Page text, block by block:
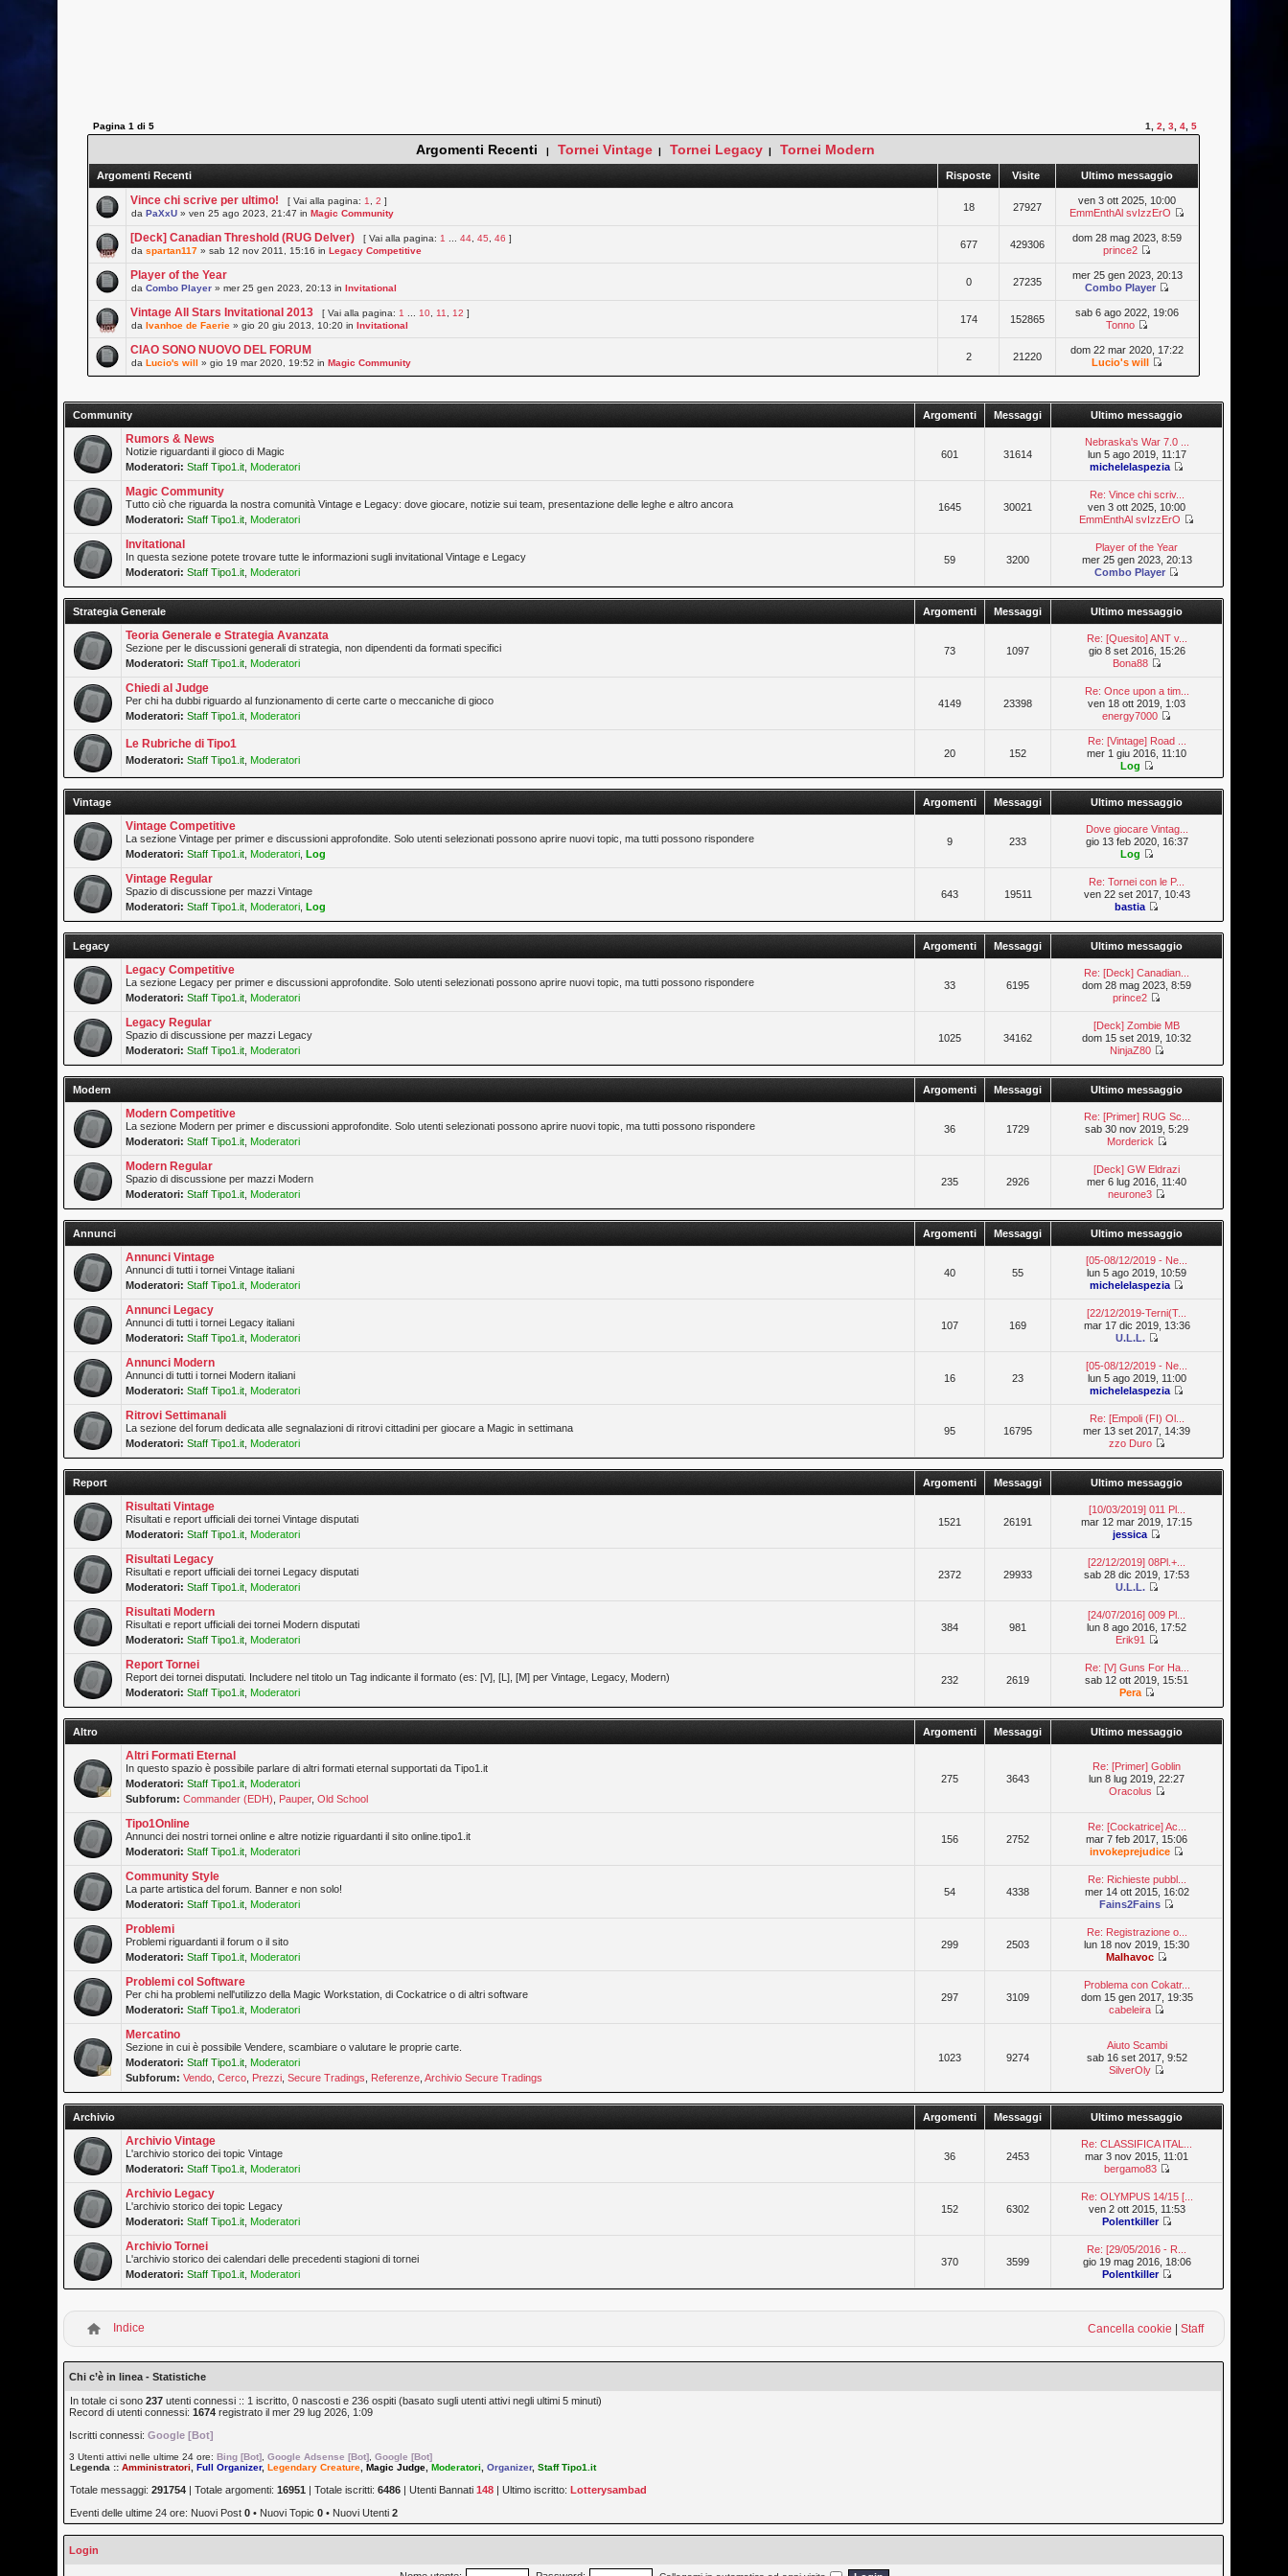
Pagina1 di5 1 ,2 ,3 ,4 ,5
Argomenti Recenti | Tornei Vintage | Tornei Legacy | Tornei Modern
Argomenti Recenti Risposte Visite Ultimo messaggio
Vince chi scrive per ultimo! [ Vai alla pagina: 1 ,2 ]
daPaXxU » ven 25 ago 2023, 21:47 inMagic Community
18 27927
ven 3 ott 2025, 10:00
EmmEnthAl svIzzErO
[Deck] Canadian Threshold (RUG Delver) [ Vai alla pagina: 1 ...44 ,45 ,46 ]
daspartan117 » sab 12 nov 2011, 15:16 inLegacy Competitive
677 429306
dom 28 mag 2023, 8:59
prince2
Player of the Year
daCombo Player » mer 25 gen 2023, 20:13 inInvitational
0 27235
mer 25 gen 2023, 20:13
Combo Player
Vintage All Stars Invitational 2013 [ Vai alla pagina: 1 10 11 12 ]
daIvanhoe de Faerie » gio 20 giu 2013, 10:20 inInvitational
174 152865
sab 6 ago 2022, 19:06
Tonno
CIAO SONO NUOVO DEL FORUM
daLucio's will » gio 19 mar 2020, 19:52 inMagic Community
2 21220
dom 22 mar 2020, 17:22
Lucio's will
Community Argomenti Messaggi Ultimo messaggio
Rumors & News
Notizie riguardanti il gioco di Magic
Moderatori: Staff Tipo1.it Moderatori
601 31614
Nebraska's War 7.0 ...
lun 5 ago 2019, 11:17
michelelaspezia
Magic Community
Tutto ciò che riguarda la nostra comunità Vintage e Legacy: dove giocare, notizie sui team, presentazione delle leghe e altro ancora
Moderatori: Staff Tipo1.it Moderatori
1645 30021
Re: Vince chi scriv...
ven 3 ott 2025, 10:00
EmmEnthAl svIzzErO
Invitational
In questa sezione potete trovare tutte le informazioni sugli invitational Vintage e Legacy
Moderatori: Staff Tipo1.it Moderatori
59 3200
Player of the Year
mer 25 gen 2023, 20:13
Combo Player
Strategia Generale Argomenti Messaggi Ultimo messaggio
Teoria Generale e Strategia Avanzata
Sezione per le discussioni generali di strategia, non dipendenti da formati specifici
Moderatori: Staff Tipo1.it Moderatori
73 1097
Re: [Quesito] ANT v...
gio 8 set 2016, 15:26
Bona88
Chiedi al Judge
Per chi ha dubbi riguardo al funzionamento di certe carte o meccaniche di gioco
Moderatori: Staff Tipo1.it Moderatori
4149 23398
Re: Once upon a tim...
ven 18 ott 2019, 1:03
energy7000
Le Rubriche di Tipo1
Moderatori: Staff Tipo1.it Moderatori
20 152
Re: [Vintage] Road ...
mer 1 giu 2016, 11:10
Log
Vintage Argomenti Messaggi Ultimo messaggio
Vintage Competitive
La sezione Vintage per primer e discussioni approfondite. Solo utenti selezionati possono aprire nuovi topic, ma tutti possono rispondere
Moderatori: Staff Tipo1.it Moderatori ,Log
9 233
Dove giocare Vintag...
gio 13 feb 2020, 16:37
Log
Vintage Regular
Spazio di discussione per mazzi Vintage
Moderatori: Staff Tipo1.it Moderatori ,Log
643 19511
Re: Tornei con le P...
ven 22 set 2017, 10:43
bastia
Legacy Argomenti Messaggi Ultimo messaggio
Legacy Competitive
La sezione Legacy per primer e discussioni approfondite. Solo utenti selezionati possono aprire nuovi topic, ma tutti possono rispondere
Moderatori: Staff Tipo1.it Moderatori
33 6195
Re: [Deck] Canadian...
dom 28 mag 2023, 8:59
prince2
Legacy Regular
Spazio di discussione per mazzi Legacy
Moderatori: Staff Tipo1.it Moderatori
1025 34162
[Deck] Zombie MB
dom 15 set 2019, 10:32
NinjaZ80
Modern Argomenti Messaggi Ultimo messaggio
Modern Competitive
La sezione Modern per primer e discussioni approfondite. Solo utenti selezionati possono aprire nuovi topic, ma tutti possono rispondere
Moderatori: Staff Tipo1.it Moderatori
36 1729
Re: [Primer] RUG Sc...
sab 30 nov 2019, 5:29
Morderick
Modern Regular
Spazio di discussione per mazzi Modern
Moderatori: Staff Tipo1.it Moderatori
235 2926
[Deck] GW Eldrazi
mer 6 lug 2016, 11:40
neurone3
Annunci Argomenti Messaggi Ultimo messaggio
Annunci Vintage
Annunci di tutti i tornei Vintage italiani
Moderatori: Staff Tipo1.it Moderatori
40 55
[05-08/12/2019 - Ne...
lun 5 ago 2019, 10:59
michelelaspezia
Annunci Legacy
Annunci di tutti i tornei Legacy italiani
Moderatori: Staff Tipo1.it Moderatori
107 169
[22/12/2019-Terni(T...
mar 17 dic 2019, 13:36
U.L.L.
Annunci Modern
Annunci di tutti i tornei Modern italiani
Moderatori: Staff Tipo1.it Moderatori
16 23
[05-08/12/2019 - Ne...
lun 5 ago 2019, 11:00
michelelaspezia
Ritrovi Settimanali
La sezione del forum dedicata alle segnalazioni di ritrovi cittadini per giocare a Magic in settimana
Moderatori: Staff Tipo1.it Moderatori
95 16795
Re: [Empoli (FI) Ol...
mer 13 set 2017, 14:39
zzo Duro
Report Argomenti Messaggi Ultimo messaggio
Risultati Vintage
Risultati e report ufficiali dei tornei Vintage disputati
Moderatori: Staff Tipo1.it Moderatori
1521 26191
[10/03/2019] 011 Pl...
mar 12 mar 2019, 17:15
jessica
Risultati Legacy
Risultati e report ufficiali dei tornei Legacy disputati
Moderatori: Staff Tipo1.it Moderatori
2372 29933
[22/12/2019] 08Pl.+...
sab 28 dic 2019, 17:53
U.L.L.
Risultati Modern
Risultati e report ufficiali dei tornei Modern disputati
Moderatori: Staff Tipo1.it Moderatori
384 981
[24/07/2016] 009 Pl...
lun 8 ago 2016, 17:52
Erik91
Report Tornei
Report dei tornei disputati. Includere nel titolo un Tag indicante il formato (es: [V], [L], [M] per Vintage, Legacy, Modern)
Moderatori: Staff Tipo1.it Moderatori
232 2619
Re: [V] Guns For Ha...
sab 12 ott 2019, 15:51
Pera
Altro Argomenti Messaggi Ultimo messaggio
Altri Formati Eternal
In questo spazio è possibile parlare di altri formati eternal supportati da Tipo1.it
Moderatori: Staff Tipo1.it Moderatori
Subforum:Commander (EDH) Pauper,Old School
275 3643
Re: [Primer] Goblin
lun 8 lug 2019, 22:27
Oracolus
Tipo1Online
Annunci dei nostri tornei online e altre notizie riguardanti il sito online.tipo1.it
Moderatori: Staff Tipo1.it Moderatori
156 2752
Re: [Cockatrice] Ac...
mar 7 feb 2017, 15:06
invokeprejudice
Community Style
La parte artistica del forum. Banner e non solo!
Moderatori: Staff Tipo1.it Moderatori
54 4338
Re: Richieste pubbl...
mer 14 ott 2015, 16:02
Fains2Fains
Problemi
Problemi riguardanti il forum o il sito
Moderatori: Staff Tipo1.it Moderatori
299 2503
Re: Registrazione o...
lun 18 nov 2019, 15:30
Malhavoc
Problemi col Software
Per chi ha problemi nell'utilizzo della Magic Workstation, di Cockatrice o di altri software
Moderatori: Staff Tipo1.it Moderatori
297 3109
Problema con Cokatr...
dom 15 gen 2017, 19:35
cabeleira
Mercatino
Sezione in cui è possibile Vendere, scambiare o valutare le proprie carte.
Moderatori: Staff Tipo1.it Moderatori
Subforum:Vendo ,Cerco Prezzi ,Secure Tradings Referenze ,Archivio Secure Tradings
1023 9274
Aiuto Scambi
sab 16 set 2017, 9:52
SilverOly
Archivio Argomenti Messaggi Ultimo messaggio
Archivio Vintage
L'archivio storico dei topic Vintage
Moderatori: Staff Tipo1.it Moderatori
36 2453
Re: CLASSIFICA ITAL...
mar 3 nov 2015, 11:01
bergamo83
Archivio Legacy
L'archivio storico dei topic Legacy
Moderatori: Staff Tipo1.it Moderatori
152 6302
Re: OLYMPUS 14/15 [...
ven 2 ott 2015, 11:53
Polentkiller
Archivio Tornei
L'archivio storico dei calendari delle precedenti stagioni di tornei
Moderatori: Staff Tipo1.it Moderatori
370 3599
Re: [29/05/2016 - R...
gio 19 mag 2016, 18:06
Polentkiller
Cancella cookie Staff
Indice
Chi c’è in linea - Statistiche
In totale ci sono237 utenti connessi :: 1 iscritto, 0 nascosti e 236 ospiti (basato sugli utenti attivi negli ultimi 5 minuti)
Record di utenti connessi:1674 registrato il mer 29 lug 2026, 1:09
Iscritti connessi:Google [Bot]
3 Utenti attivi nelle ultime 24 ore:Bing [Bot] ,Google Adsense [Bot] ,Google [Bot]
Legenda ::Amministratori ,Full Organizer,Legendary Creature ,Magic Judge ,Moderatori ,Organizer,Staff Tipo1.it
Totale messaggi:291754 | Totale argomenti:16951 | Totale iscritti:6486 | Utenti Bannati148 | Ultimo iscritto:Lotterysambad
Eventi delle ultime 24 ore: Nuovi Post0 • Nuovi Topic0 • Nuovi Utenti2
Login